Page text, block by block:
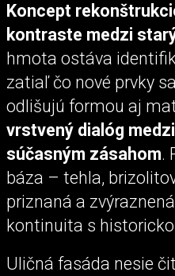
Koncept
kontraste medzi
hmota ostáva
zatiaľ čo nové prvky
odlišujú formou aj
vrstvený dialóg
súčasným zásahom.
báza – tehla,
priznaná a
kontinuita s
Uličná fasáda nesie